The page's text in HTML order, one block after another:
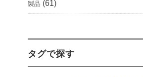
製品 (61)
タグで探す